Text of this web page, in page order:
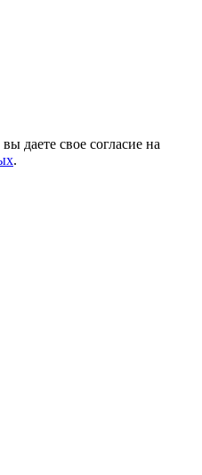
даете свое согласие на
.